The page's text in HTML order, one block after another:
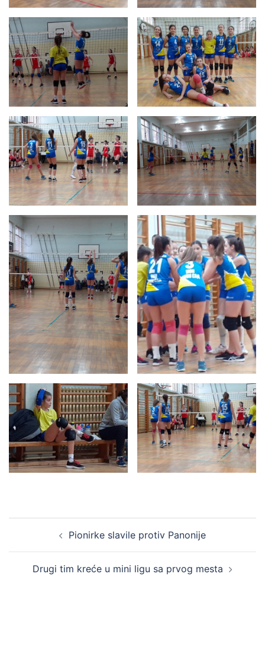
Pionirke slavile protiv Panonije
Drugi tim kreće u mini ligu sa prvog mesta